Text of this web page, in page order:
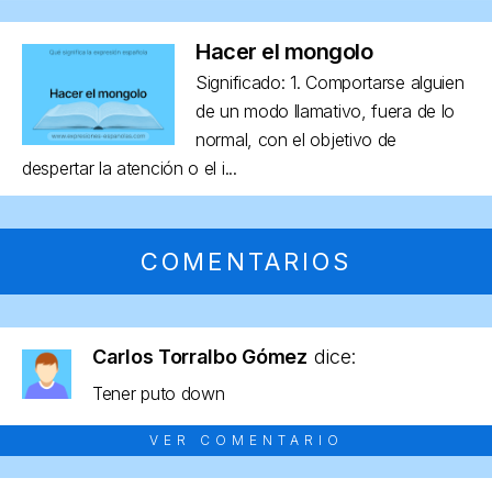
Hacer el mongolo
Significado: 1. Comportarse alguien
de un modo llamativo, fuera de lo
normal, con el objetivo de
despertar la atención o el i...
COMENTARIOS
Carlos Torralbo Gómez dice:
Tener puto down
VER COMENTARIO